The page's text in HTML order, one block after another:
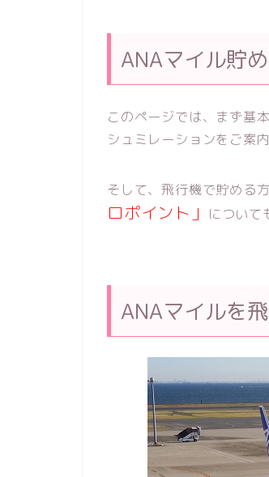
ANAマイル貯
このページでは、まず基
シュミレーションをご案
そして、飛行機で貯める
ロポイント」
について
ANAマイルを